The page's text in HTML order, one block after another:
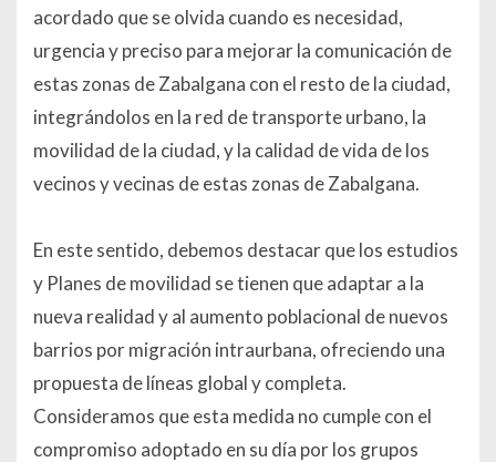
acordado que se olvida cuando es necesidad,
urgencia y preciso para mejorar la comunicación de
estas zonas de Zabalgana con el resto de la ciudad,
integrándolos en la red de transporte urbano, la
movilidad de la ciudad, y la calidad de vida de los
vecinos y vecinas de estas zonas de Zabalgana.
En este sentido, debemos destacar que los estudios
y Planes de movilidad se tienen que adaptar a la
nueva realidad y al aumento poblacional de nuevos
barrios por migración intraurbana, ofreciendo una
propuesta de líneas global y completa.
Consideramos que esta medida no cumple con el
compromiso adoptado en su día por los grupos